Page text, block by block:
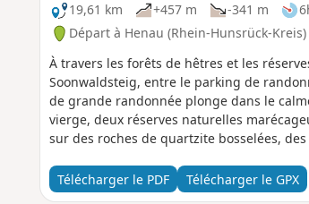
19,61 km
+457 m -341 m
Départ à Henau (Rhein-Hunsrück-Kreis)
À travers les forêts de hêtres et les
Soonwaldsteig, entre le parking de
de grande randonnée plonge dans le
vierge, deux réserves naturelles
sur des roches de quartzite bosselées,
l'Ellerspring, à 658 mètres d'altitude.
Télécharger le PDF Télécharger le GPX